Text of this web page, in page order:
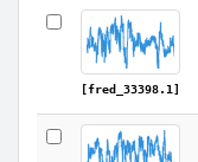
[fred_33398.1]